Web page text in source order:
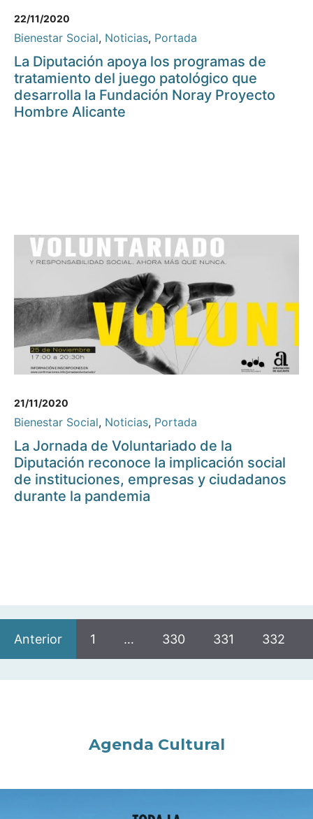
22/11/2020
Bienestar Social, Noticias, Portada
La Diputación apoya los programas de
tratamiento del juego patológico que
desarrolla la Fundación Noray Proyecto
Hombre Alicante
21/11/2020
Bienestar Social, Noticias, Portada
La Jornada de Voluntariado de la
Diputación reconoce la implicación social
de instituciones, empresas y ciudadanos
durante la pandemia
Anterior 1 … 330 331 332
Agenda Cultural